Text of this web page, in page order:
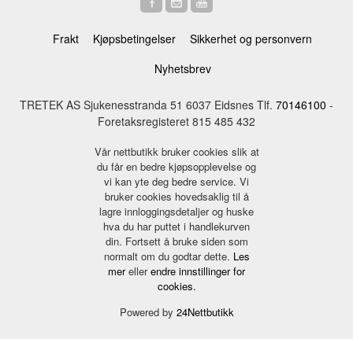
Frakt Kjøpsbetingelser
Sikkerhet og personvern
Nyhetsbrev
TRETEK AS Sjukenesstranda 51 6037 Eidsnes Tlf. 70146100 -
Foretaksregisteret 815 485 432
Vår nettbutikk bruker cookies slik at
du får en bedre kjøpsopplevelse og
vi kan yte deg bedre service. Vi
bruker cookies hovedsaklig til å
lagre innloggingsdetaljer og huske
hva du har puttet i handlekurven
din. Fortsett å bruke siden som
normalt om du godtar dette. Les
merellerendre innstillinger for
cookies.
Powered by 24Nettbutikk